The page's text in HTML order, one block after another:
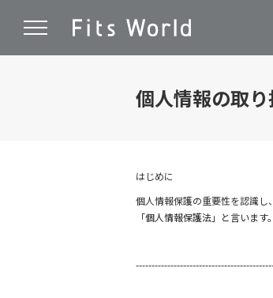
個人情報の取
はじめに
個人情報保護の重要性を認識し
「個人情報保護法」と言いま